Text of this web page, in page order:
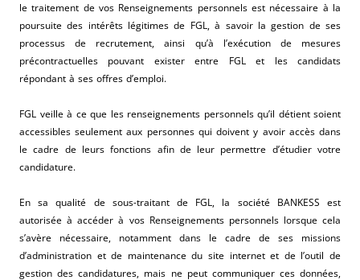
le traitement de vos Renseignements personnels est nécessaire à la
poursuite des intérêts légitimes de FGL, à savoir la gestion de ses
processus de recrutement, ainsi qu’à l’exécution de mesures
précontractuelles pouvant exister entre FGL et les candidats
répondant à ses offres d’emploi.
FGL veille à ce que les renseignements personnels qu’il détient soient
accessibles seulement aux personnes qui doivent y avoir accès dans
le cadre de leurs fonctions afin de leur permettre d’étudier votre
candidature.
En sa qualité de sous-traitant de FGL, la société BANKESS est
autorisée à accéder à vos Renseignements personnels lorsque cela
s’avère nécessaire, notamment dans le cadre de ses missions
d’administration et de maintenance du site internet et de l’outil de
gestion des candidatures, mais ne peut communiquer ces données,